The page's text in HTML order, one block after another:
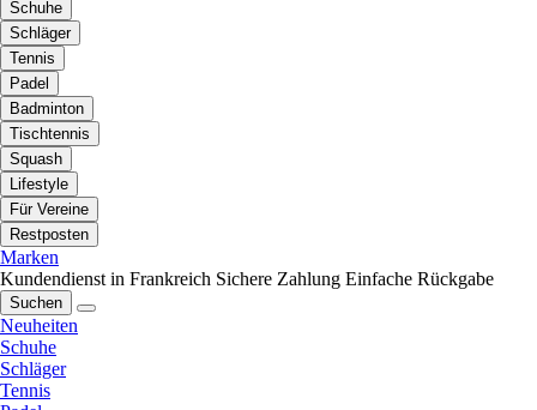
Schuhe
Schläger
Tennis
Padel
Badminton
Tischtennis
Squash
Lifestyle
Für Vereine
Restposten
Marken
Kundendienst in Frankreich Sichere Zahlung Einfache Rückgabe
Suchen
Neuheiten
Schuhe
Schläger
Tennis